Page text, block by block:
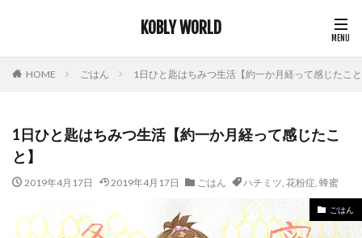
KOBLY WORLD
HOME ごはん 1日ひと匙はちみつ生活【約一か月経って感じたこ
1日ひと匙はちみつ生活【約一か月経って感じたこ
と】
2019年4月17日 2019年4月17日 ごはん ハチミツ, 花粉症, 蜂蜜
ごはん